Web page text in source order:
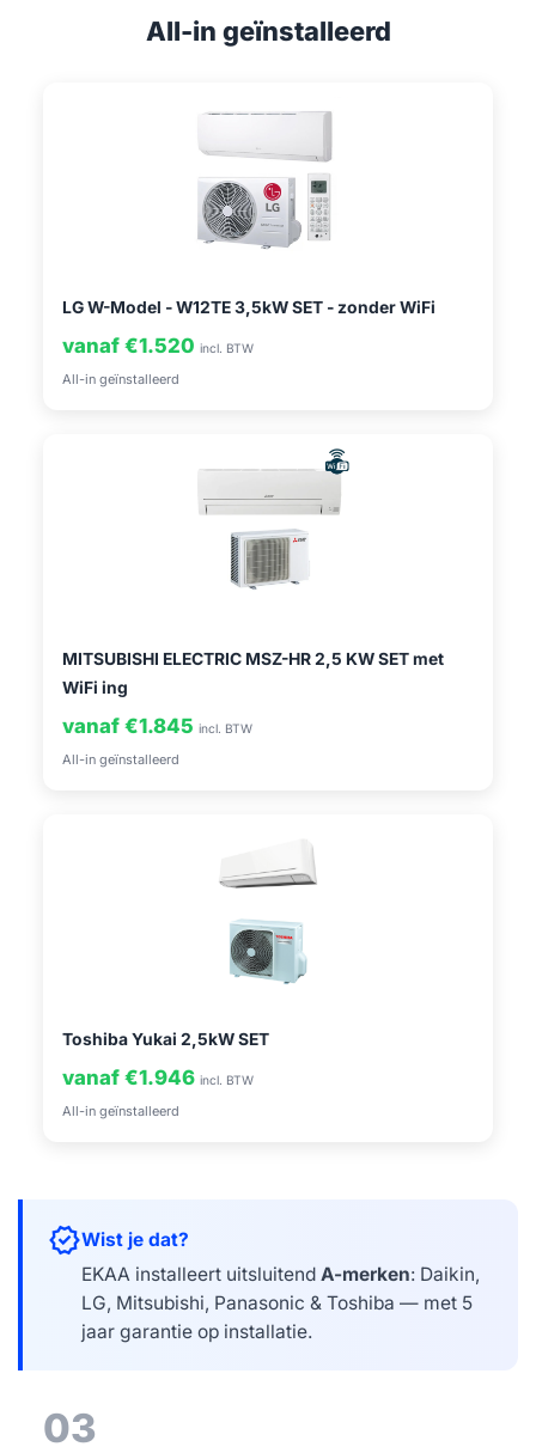
All-in geïnstalleerd
LG W-Model - W12TE 3,5kW SET - zonder WiFi
vanaf €1.520 incl. BTW
All-in geïnstalleerd
MITSUBISHI ELECTRIC MSZ-HR 2,5 KW SET met
WiFi ing
vanaf €1.845 incl. BTW
All-in geïnstalleerd
Toshiba Yukai 2,5kW SET
vanaf €1.946 incl. BTW
All-in geïnstalleerd
verifiedWist je dat?
EKAA installeert uitsluitend A-merken: Daikin,
LG, Mitsubishi, Panasonic & Toshiba — met 5
jaar garantie op installatie.
03